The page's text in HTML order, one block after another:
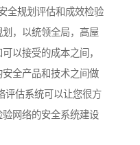
全规划评估和成效检验
，以统领全局，高屋
以接受的成本之间，
全产品和技术之间做
评估系统可以让您很方
网络的安全系统建设